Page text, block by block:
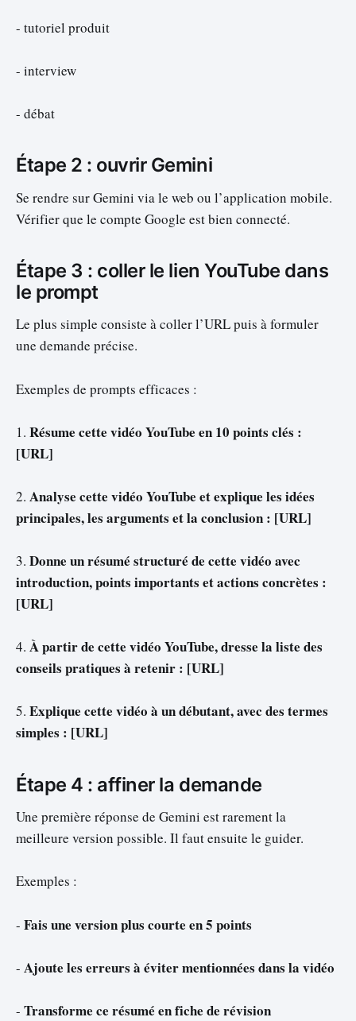
- tutoriel produit
- interview
- débat
Étape 2 : ouvrir Gemini
Se rendre sur Gemini via le web ou l’application mobile.
Vérifier que le compte Google est bien connecté.
Étape 3 : coller le lien YouTube dans
le prompt
Le plus simple consiste à coller l’URL puis à formuler
une demande précise.
Exemples de prompts efficaces :
1. Résume cette vidéo YouTube en 10 points clés :
[URL]
2. Analyse cette vidéo YouTube et explique les idées
principales, les arguments et la conclusion : [URL]
3. Donne un résumé structuré de cette vidéo avec
introduction, points importants et actions concrètes :
[URL]
4. À partir de cette vidéo YouTube, dresse la liste des
conseils pratiques à retenir : [URL]
5. Explique cette vidéo à un débutant, avec des termes
simples : [URL]
Étape 4 : affiner la demande
Une première réponse de Gemini est rarement la
meilleure version possible. Il faut ensuite le guider.
Exemples :
- Fais une version plus courte en 5 points
- Ajoute les erreurs à éviter mentionnées dans la vidéo
- Transforme ce résumé en fiche de révision